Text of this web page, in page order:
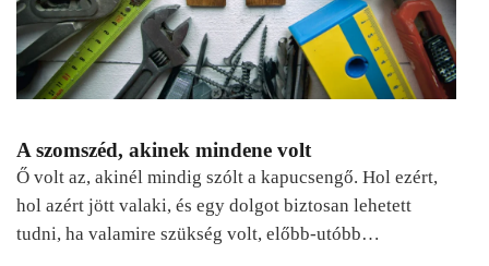
A szomszéd, akinek mindene volt
Ő volt az, akinél mindig szólt a kapucsengő. Hol ezért,
hol azért jött valaki, és egy dolgot biztosan lehetett
tudni, ha valamire szükség volt, előbb-utóbb…